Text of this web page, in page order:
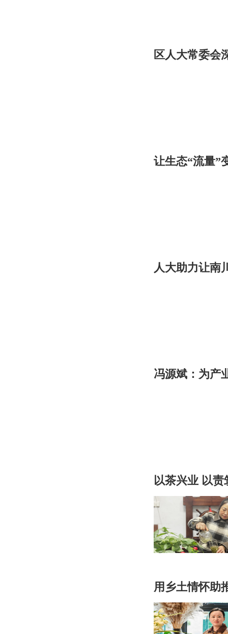
区人大常委会
让生态“流量”
人大助力让南
冯源斌：为产
以茶兴业 以
用乡土情怀助